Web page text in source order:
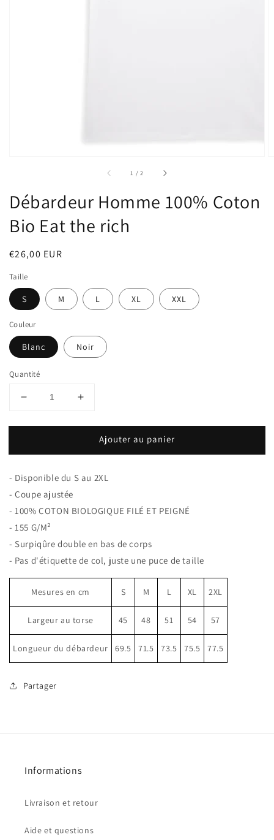
1 /sur
2
Débardeur Homme 100% Coton
Bio Eat the rich
Prix
€26,00 EUR
Taille
S M L XL XXL
Couleur
Blanc Noir
Quantité
Réduire
quantité
Débardeur
100%
Coton
Bio
Eat
the
rich
Augmenter
quantité
Débardeur
100%
Bio
Eat
rich
Ajouter au panier
- Disponible du S au 2XL
- Coupe ajustée
- 100% COTON BIOLOGIQUE FILÉ ET PEIGNÉ
- 155 G/M²
- Surpiqûre double en bas de corps
- Pas d'étiquette de col, juste une puce de taille
Mesures en cm S M L XL 2XL
Largeur au torse 45 48 51 54 57
Longueur du débardeur 69.5 71.5 73.5 75.5 77.5
Partager
Informations
Livraison et retour
Aide et questions